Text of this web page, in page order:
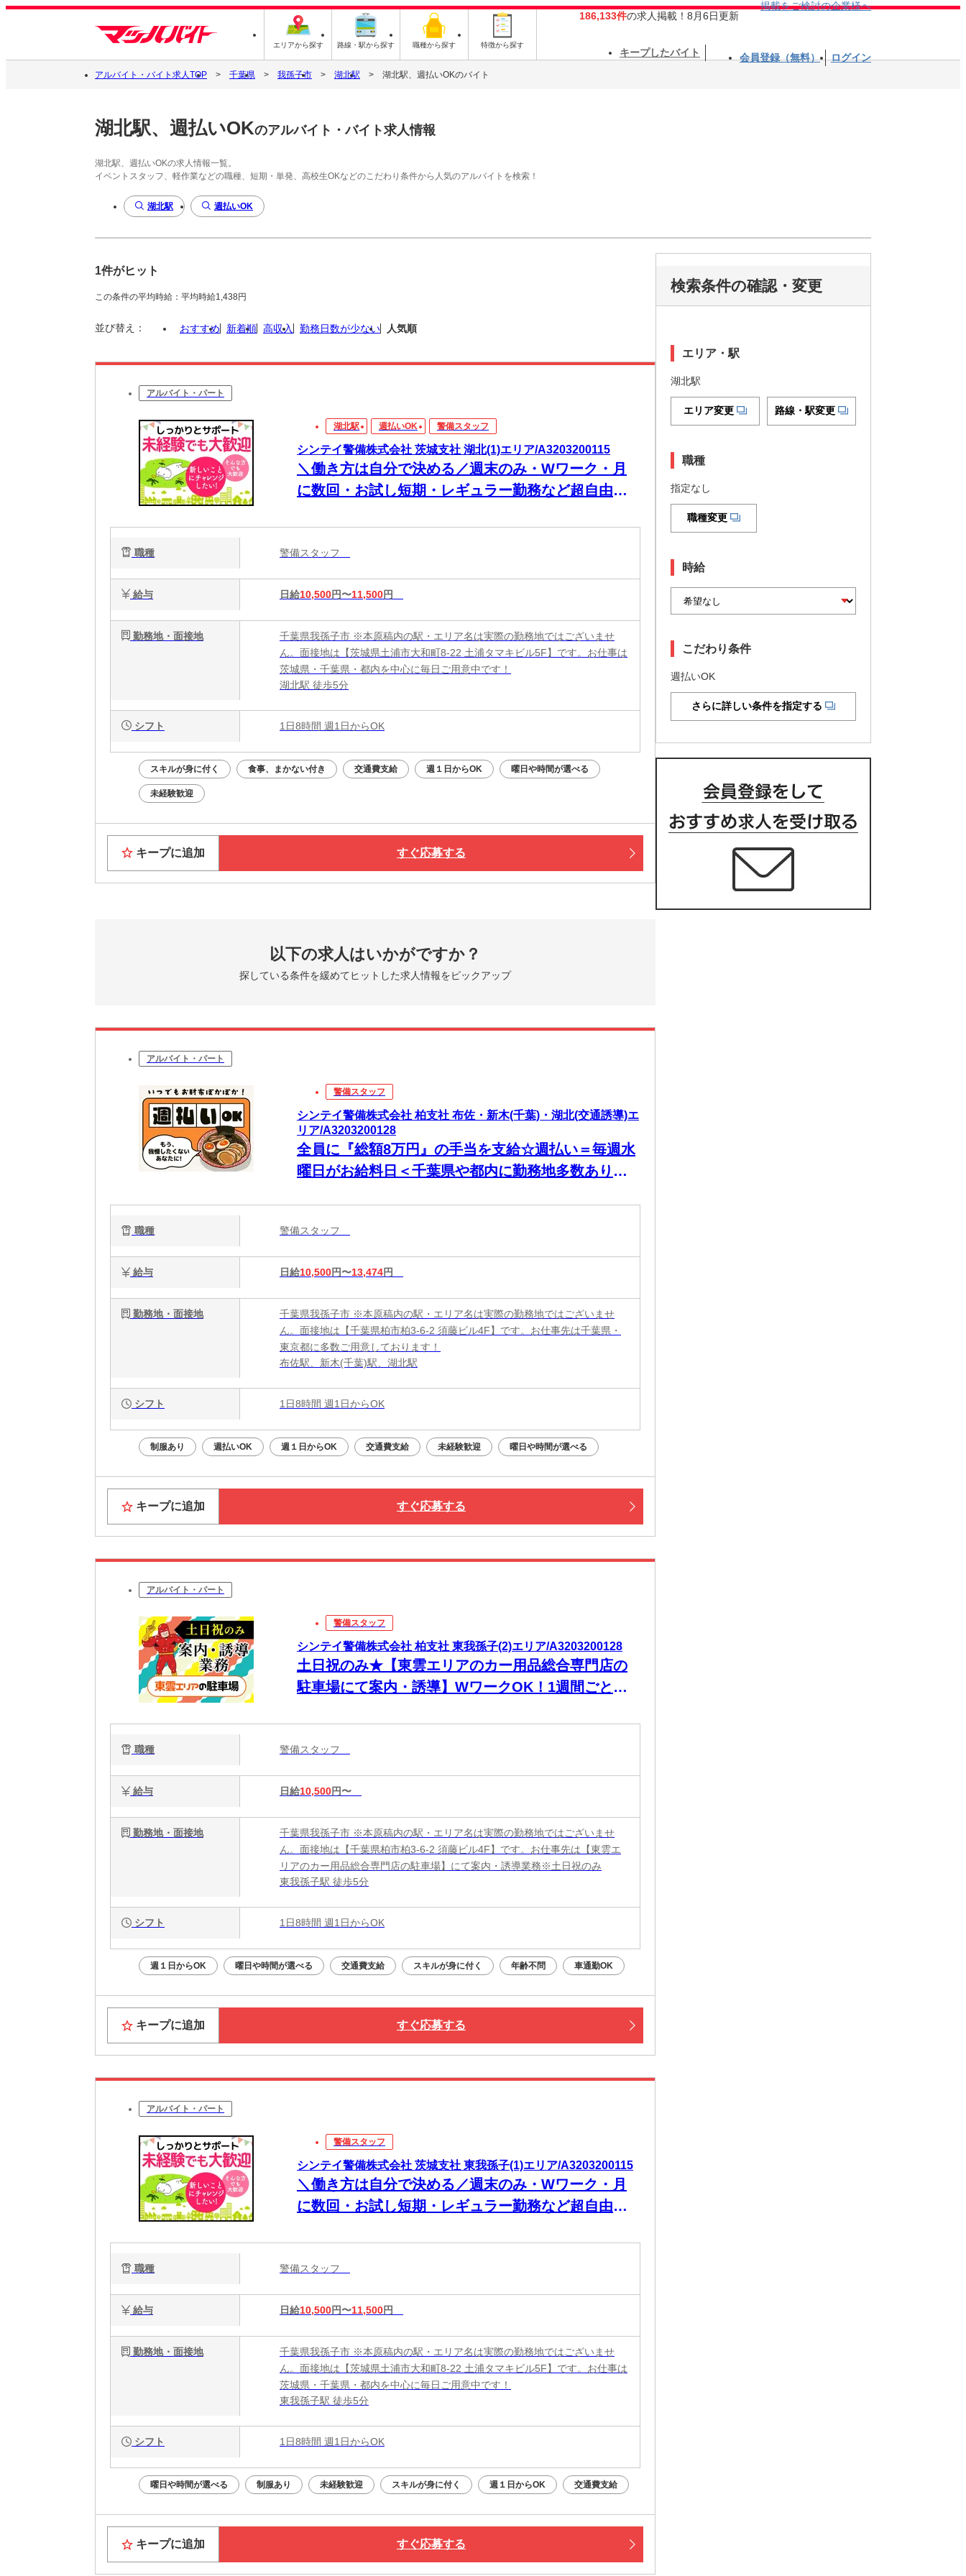
エリアから探す 路線・駅から探す 職種から探す 特徴から探す
186,133件の求人掲載！8月6日更新
掲載をご検討の企業様へ
キープしたバイト 会員登録（無料） ログイン
アルバイト・バイト求人TOP 千葉県 我孫子市 湖北駅 湖北駅、週払いOKのバイト
湖北駅、週払いOKのアルバイト・バイト求人情報
湖北駅、週払いOKの求人情報一覧。
イベントスタッフ、軽作業などの職種、短期・単発、高校生OKなどのこだわり条件から人気のアルバイトを検索！
湖北駅 週払いOK
1件がヒット
この条件の平均時給：平均時給1,438円
並び替え： おすすめ 新着順 高収入 勤務日数が少ない 人気順
アルバイト・パート
湖北駅 週払いOK 警備スタッフ
シンテイ警備株式会社 茨城支社 湖北(1)エリア/A3203200115
＼働き方は自分で決める／週末のみ・Wワーク・月
に数回・お試し短期・レギュラー勤務など超自由！1
える！
職種 警備スタッフ
給与 日給10,500円〜11,500円
勤務地・面接地
千葉県我孫子市 ※本原稿内の駅・エリア名は実際の勤務地ではございませ
ん。面接地は【茨城県土浦市大和町8-22 土浦タマキビル5F】です。お仕事は
茨城県・千葉県・都内を中心に毎日ご用意中です！
湖北駅 徒歩5分
シフト 1日8時間 週1日からOK
スキルが身に付く 食事、まかない付き 交通費支給 週１日からOK 曜日や時間が選べる
未経験歓迎
キープに追加 すぐ応募する
以下の求人はいかがですか？
探している条件を緩めてヒットした求人情報をピックアップ
アルバイト・パート
警備スタッフ
シンテイ警備株式会社 柏支社 布佐・新木(千葉)・湖北(交通誘導)エ
リア/A3203200128
全員に『総額8万円』の手当を支給☆週払い＝毎週水
曜日がお給料日＜千葉県や都内に勤務地多数あり＞
証します♪
職種 警備スタッフ
給与 日給10,500円〜13,474円
勤務地・面接地
千葉県我孫子市 ※本原稿内の駅・エリア名は実際の勤務地ではございませ
ん。面接地は【千葉県柏市柏3-6-2 須藤ビル4F】です。お仕事先は千葉県・
東京都に多数ご用意しております！
布佐駅、新木(千葉)駅、湖北駅
シフト 1日8時間 週1日からOK
制服あり 週払いOK 週１日からOK 交通費支給 未経験歓迎 曜日や時間が選べる
キープに追加 すぐ応募する
アルバイト・パート
警備スタッフ
シンテイ警備株式会社 柏支社 東我孫子(2)エリア/A3203200128
土日祝のみ★【東雲エリアのカー用品総合専門店の
駐車場にて案内・誘導】WワークOK！1週間ごとに
ト9割以上！
職種 警備スタッフ
給与 日給10,500円〜
勤務地・面接地
千葉県我孫子市 ※本原稿内の駅・エリア名は実際の勤務地ではございませ
ん。面接地は【千葉県柏市柏3-6-2 須藤ビル4F】です。お仕事先は【東雲エ
リアのカー用品総合専門店の駐車場】にて案内・誘導業務※土日祝のみ
東我孫子駅 徒歩5分
シフト 1日8時間 週1日からOK
週１日からOK 曜日や時間が選べる 交通費支給 スキルが身に付く 年齢不問 車通勤OK
キープに追加 すぐ応募する
アルバイト・パート
警備スタッフ
シンテイ警備株式会社 茨城支社 東我孫子(1)エリア/A3203200115
＼働き方は自分で決める／週末のみ・Wワーク・月
に数回・お試し短期・レギュラー勤務など超自由！1
える！
職種 警備スタッフ
給与 日給10,500円〜11,500円
勤務地・面接地
千葉県我孫子市 ※本原稿内の駅・エリア名は実際の勤務地ではございませ
ん。面接地は【茨城県土浦市大和町8-22 土浦タマキビル5F】です。お仕事は
茨城県・千葉県・都内を中心に毎日ご用意中です！
東我孫子駅 徒歩5分
シフト 1日8時間 週1日からOK
曜日や時間が選べる 制服あり 未経験歓迎 スキルが身に付く 週１日からOK 交通費支給
キープに追加 すぐ応募する
検索条件の確認・変更
エリア・駅
湖北駅
エリア変更 路線・駅変更
職種
指定なし
職種変更
時給
こだわり条件
週払いOK
さらに詳しい条件を指定する